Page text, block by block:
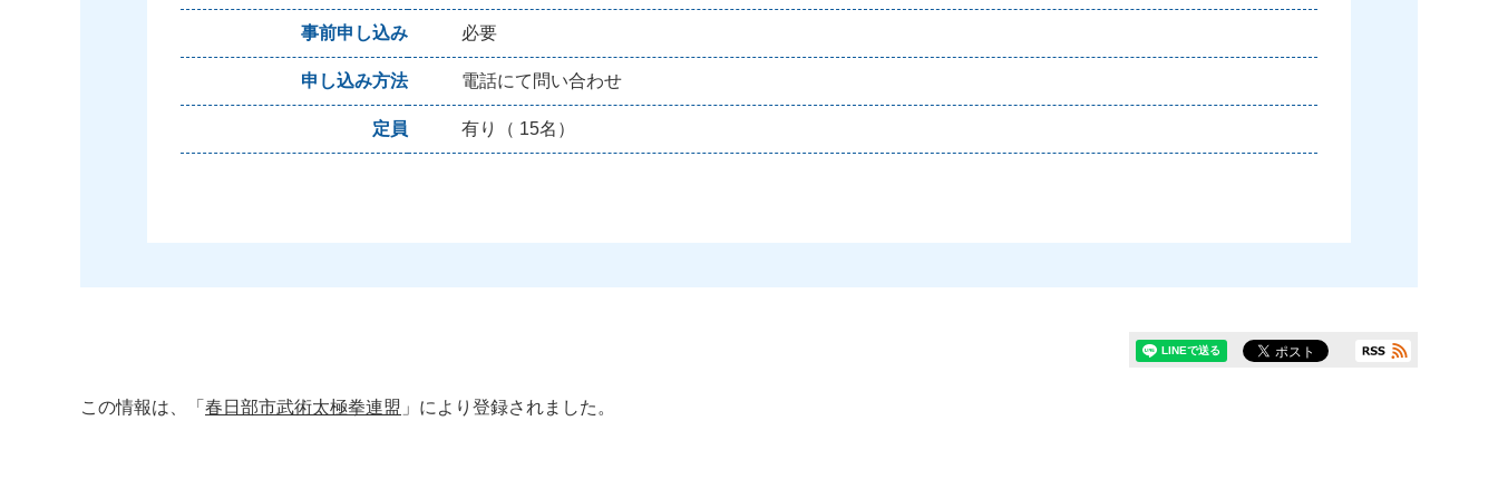
事前申し込み 必要
申し込み方法 電話にて問い合わせ
定員 有り（ 15名）
この情報は、「 春日部市武術太極拳連盟 」により登録されました。